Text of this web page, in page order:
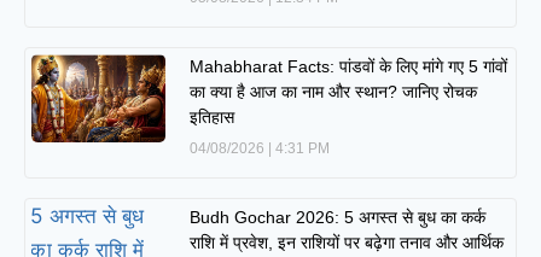
Mahabharat Facts: पांडवों के लिए मांगे गए 5 गांवों
का क्या है आज का नाम और स्थान? जानिए रोचक
इतिहास
04/08/2026 4:31 PM
Budh Gochar 2026: 5 अगस्त से बुध का कर्क
राशि में प्रवेश, इन राशियों पर बढ़ेगा तनाव और आर्थिक